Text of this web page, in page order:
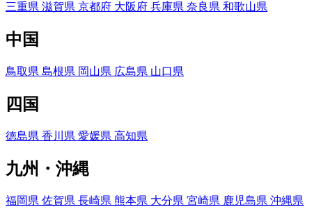
三重県 滋賀県 京都府 大阪府 兵庫県 奈良県 和歌山県
中国
鳥取県 島根県 岡山県 広島県 山口県
四国
徳島県 香川県 愛媛県 高知県
九州・沖縄
福岡県 佐賀県 長崎県 熊本県 大分県 宮崎県 鹿児島県 沖縄県